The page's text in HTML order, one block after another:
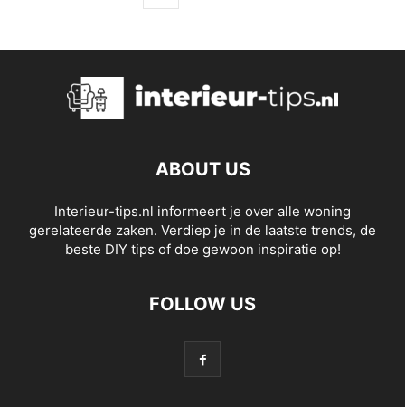
ABOUT US
Interieur-tips.nl informeert je over alle woning
gerelateerde zaken. Verdiep je in de laatste trends, de
beste DIY tips of doe gewoon inspiratie op!
FOLLOW US